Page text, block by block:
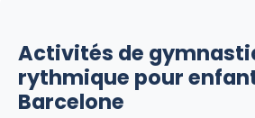
Activités de
rythmique pour
Barcelone